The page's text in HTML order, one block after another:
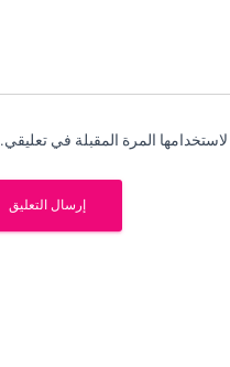
المرة المقبلة في تعليقي.